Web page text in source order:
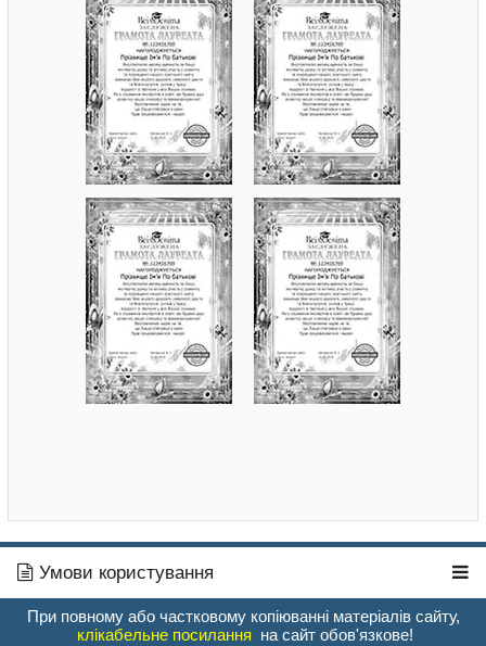
Умови користування
При повному або частковому копіюванні матеріалів сайту,
клікабельне посилання на сайт обов'язкове!